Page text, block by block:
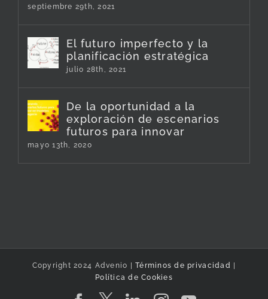
septiembre 29th, 2021
El futuro imperfecto y la
planificación estratégica
julio 28th, 2021
De la oportunidad a la
exploración de escenarios
futuros para innovar
mayo 13th, 2020
Copyright 2024 Advenio | Términos de privacidad |
Política de Cookies